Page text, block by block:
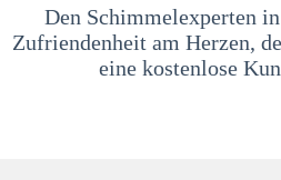
Den Schimmelexperten
Zufriendenheit am Herzen,
eine kostenlose